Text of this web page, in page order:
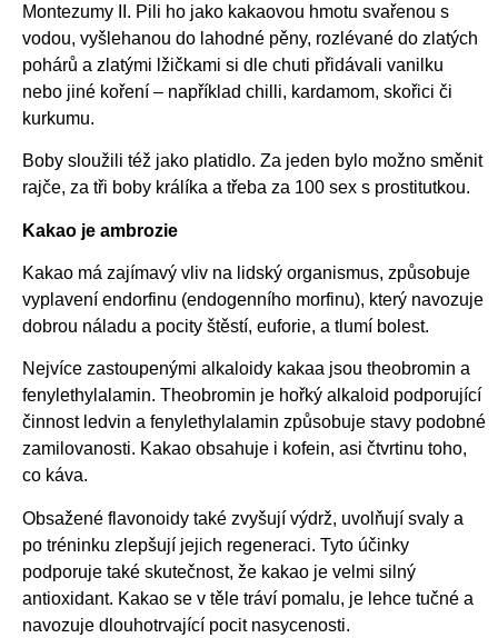
Montezumy II. Pili ho jako kakaovou hmotu svařenou s
vodou, vyšlehanou do lahodné pěny, rozlévané do zlatých
pohárů a zlatými lžičkami si dle chuti přidávali vanilku
nebo jiné koření – například chilli, kardamom, skořici či
kurkumu.
Boby sloužili též jako platidlo. Za jeden bylo možno směnit
rajče, za tři boby králíka a třeba za 100 sex s prostitutkou.
Kakao je ambrozie
Kakao má zajímavý vliv na lidský organismus, způsobuje
vyplavení endorfinu (endogenního morfinu), který navozuje
dobrou náladu a pocity štěstí, euforie, a tlumí bolest.
Nejvíce zastoupenými alkaloidy kakaa jsou theobromin a
fenylethylalamin. Theobromin je hořký alkaloid podporující
činnost ledvin a fenylethylalamin způsobuje stavy podobné
zamilovanosti. Kakao obsahuje i kofein, asi čtvrtinu toho,
co káva.
Obsažené flavonoidy také zvyšují výdrž, uvolňují svaly a
po tréninku zlepšují jejich regeneraci. Tyto účinky
podporuje také skutečnost, že kakao je velmi silný
antioxidant. Kakao se v těle tráví pomalu, je lehce tučné a
navozuje dlouhotrvající pocit nasycenosti.